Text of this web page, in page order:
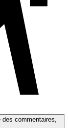
des commentaires,